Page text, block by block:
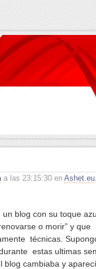
a las 23:15:30 en Ashet.eu
blog con su toque
o morir” y que
técnicas.
estas ultimas
blog cambiaba y